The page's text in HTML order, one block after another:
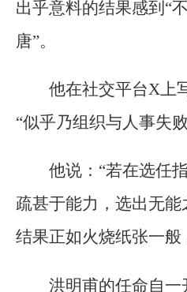
出乎意料的结果感到“
唐”。
他在社交平台X上
“似乎乃组织与人事失败
他说：“若在选任
疏甚于能力，选出无
结果正如火烧纸张一般
洪明甫的任命自